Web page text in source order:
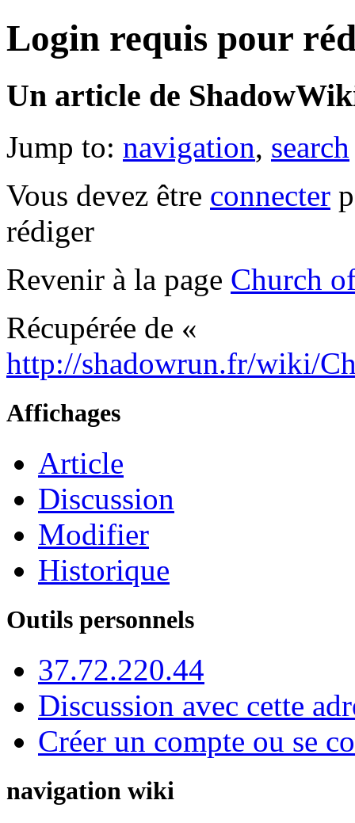
Login requis pour
Un article de
Jump to: navigation, search
Vous devez être connecter
rédiger
Revenir à la page Church
Récupérée de «
http://shadowrun.fr/wiki/
Affichages
Article
Discussion
Modifier
Historique
Outils personnels
37.72.220.44
Discussion avec cette
Créer un compte ou se
navigation wiki